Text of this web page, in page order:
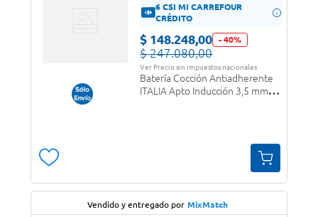
6 CSI MI CARREFOUR
CRÉDITO
$ 148.248,00 -40%
$ 247.080,00
Ver Precio sin impuestos nacionales
Batería Cocción Antiadherente
ITALIA Apto Inducción 3,5 mm
Vendido y entregado por MixMatch